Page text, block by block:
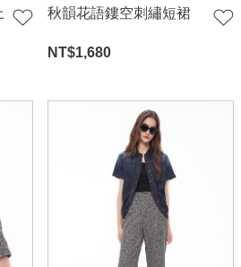
秋韻花語鏤空刺繡短裙
NT$1,680